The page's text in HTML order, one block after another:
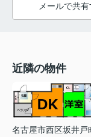
メールで共有
近隣の物件
名古屋市西区坂井戸